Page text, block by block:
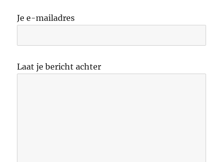
Je e-mailadres
Laat je bericht achter